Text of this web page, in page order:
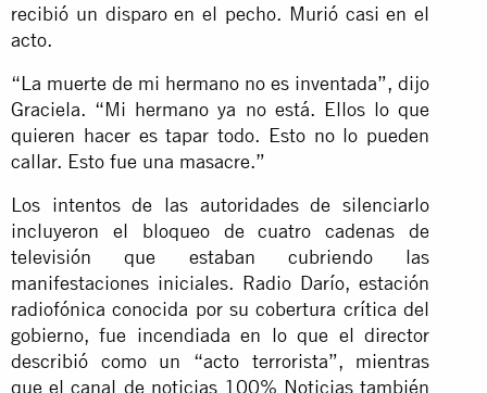
recibió un disparo en el pecho. Murió casi en el
acto.
“La muerte de mi hermano no es inventada”, dijo
Graciela. “Mi hermano ya no está. Ellos lo que
quieren hacer es tapar todo. Esto no lo pueden
callar. Esto fue una masacre.”
Los intentos de las autoridades de silenciarlo
incluyeron el bloqueo de cuatro cadenas de
televisión que estaban cubriendo las
manifestaciones iniciales. Radio Darío, estación
radiofónica conocida por su cobertura crítica del
gobierno, fue incendiada en lo que el director
describió como un “acto terrorista”, mientras
que el canal de noticias 100% Noticias también